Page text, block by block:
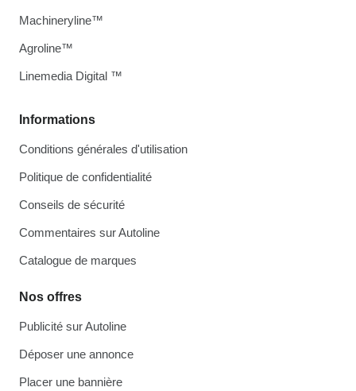
Informations
Conditions générales d'utilisation
Politique de confidentialité
Conseils de sécurité
Commentaires sur Autoline
Catalogue de marques
Nos offres
Publicité sur Autoline
Déposer une annonce
Placer une bannière
Machineryline™
Agroline™
Linemedia Digital ™